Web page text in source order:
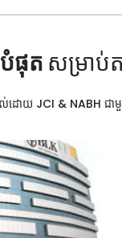
បំផុត សម្រាប់
ដោយ JCI & NABH ជាមួ